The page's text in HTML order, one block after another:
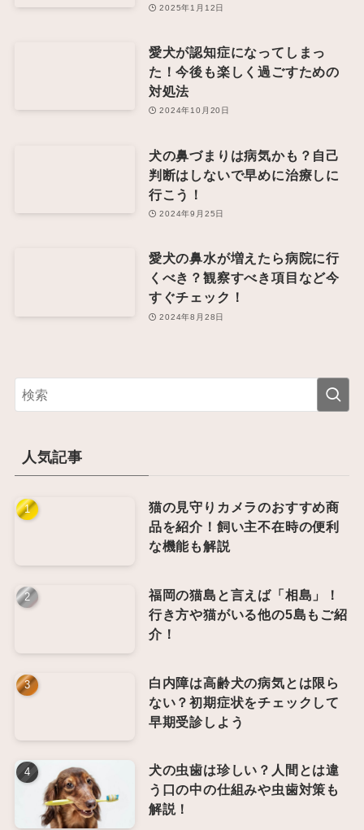
2025年1月12日
愛犬が認知症になってしまっ
た！今後も楽しく過ごすための
対処法
2024年10月20日
犬の鼻づまりは病気かも？自己
判断はしないで早めに治療しに
行こう！
2024年9月25日
愛犬の鼻水が増えたら病院に行
くべき？観察すべき項目など今
すぐチェック！
2024年8月28日
人気記事
猫の見守りカメラのおすすめ商
品を紹介！飼い主不在時の便利
な機能も解説
福岡の猫島と言えば「相島」！
行き方や猫がいる他の5島もご紹
介！
白内障は高齢犬の病気とは限ら
ない？初期症状をチェックして
早期受診しよう
犬の虫歯は珍しい？人間とは違
う口の中の仕組みや虫歯対策も
解説！